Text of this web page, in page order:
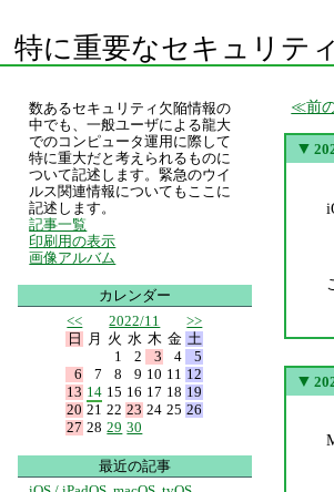
特に重要なセキュリテ
前
▼
▼
数あるセキュリティ欠陥情報の
中でも、一般ユーザによる龍大
でのコンピュータ運用に際して
特に重大だと考えられるものに
ついて記述します。緊急のウイ
ルス関連情報についてもここに
記述します。
記事一覧
印刷用の表示
画像アルバム
カレンダー
<<
2022/11
>>
日
月 火 水 木 金 土
1
2 3 4
5
6
7 8 9 10 11 12
13 14 15 16 17 18 19
20 21 22 23 24 25 26
27 28 29 30
最近の記事